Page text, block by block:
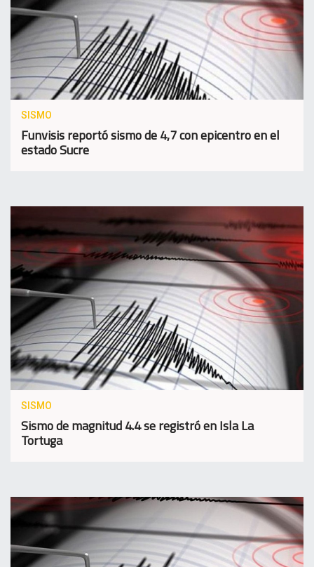
SISMO
Funvisis reportó sismo de 4,7 con epicentro en el
estado Sucre
SISMO
Sismo de magnitud 4.4 se registró en Isla La
Tortuga